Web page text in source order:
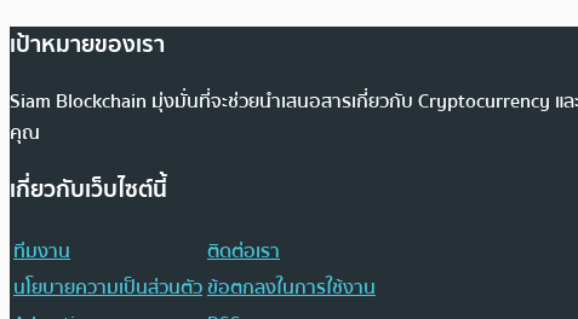
เป้าหมายของเรา
Siam Blockchain มุ่งมั่นที่จะช่วยนำเสนอสารเกี่ยวกับ Cryptocurrency แ
คุณ
เกี่ยวกับเว็บไซต์นี้
ทีมงาน
ติดต่อเรา
นโยบายความเป็นส่วนตัวข้อตกลงในการใช้งาน